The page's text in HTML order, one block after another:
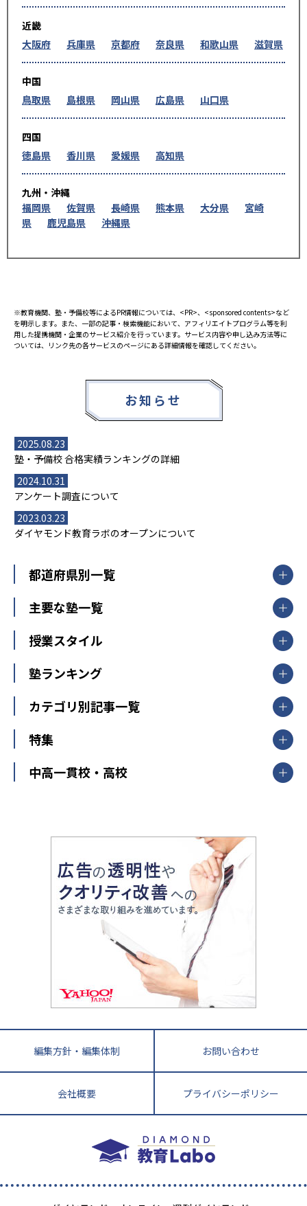
近畿
大阪府
兵庫県 京都府 奈良県 和歌山県 滋賀県
中国
鳥取県
島根県 岡山県 広島県 山口県
四国
徳島県
香川県 愛媛県 高知県
九州・沖縄
福岡県
佐賀県 長崎県 熊本県 大分県
宮崎
県
鹿児島県 沖縄県
※教育機関、塾・予備校等によるPR情報については、<PR>、<sponsored contents>など
を明示します。また、一部の記事・検索機能において、アフィリエイトプログラム等を利
用した提携機関・企業のサービス紹介を行っています。サービス内容や申し込み方法等に
ついては、リンク先の各サービスのページにある詳細情報を確認してください。
お知らせ
2025.08.23
塾・予備校 合格実績ランキングの詳細
2024.10.31
アンケート調査について
2023.03.23
ダイヤモンド教育ラボのオープンについて
都道府県別一覧
北海道・東北
山形県
福島県
関東
東京都
神奈川県
茨城県
栃木県
群馬県
新潟県
中部
愛知県
静岡県
長野県
大阪府
兵庫県 京都府 奈良県
和歌山県
鳥取県
島根県 岡山県 広島県
香川県
高知県
長崎県 熊本県
鹿児島県 沖縄県
主要な塾一覧
【掲載塾一覧を見る】
東京個別指導学院
明光義塾
個別教室のトライ
武田塾
授業スタイル
個別指導
オンライン指導
塾ランキング
中学受験ランキング
カテゴリ別記事一覧
中学受験
大学受験
教育全般
大学受験塾の選び方
中学受験に熱心な市区町村ランキング
小学校受験
家庭教師
特集
開成番長直伝！子どもの受験を成功させる方法
運動と遊びを考える
情報Ⅰ、数学が苦手な人注目！最短距離の学力
アップ法
悩み多き「大学受験」相談室
英語・英会話・英検対策
小学校教師が解説！中学受験のリアル
教育ジャーナリストが徹底解説！ 大学受験の羅
中高一貫校・高校
大学入試改革
ママテクエグザム
進化する中高一貫校・高校
編集方針・編集体制 お問い合わせ
会社概要 プライバシーポリシー